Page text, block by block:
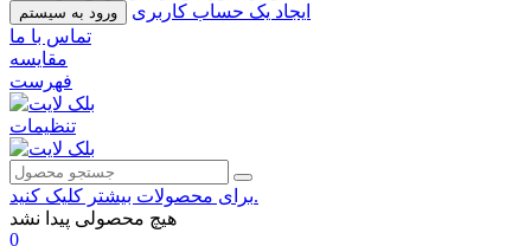
ورود به سیستم
ایجاد یک حساب کاربری
تماس با ما
مقایسه
فهرست
تنظیمات
برای محصولات بیشتر کلیک کنید.
هیچ محصولی پیدا نشد
0